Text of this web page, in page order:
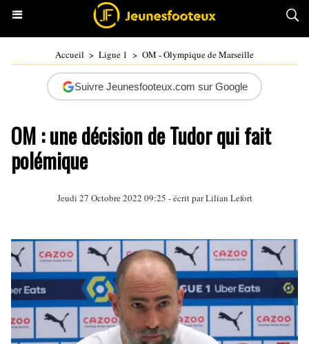
Accueil > Ligue 1 > OM - Olympique de Marseille
Suivre Jeunesfooteux.com sur Google
OM : une décision de Tudor qui fait
polémique
Jeudi 27 Octobre 2022 09:25 - écrit parLilian Lefort